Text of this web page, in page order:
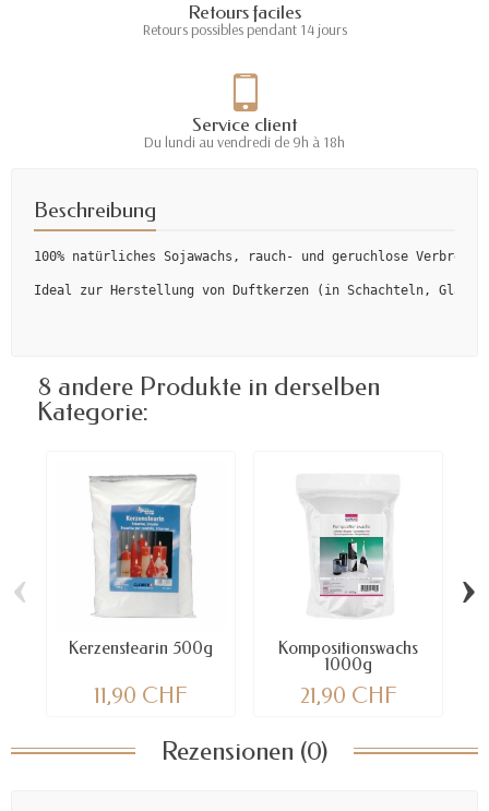
Retours faciles
Retours possibles pendant 14 jours
Service client
Du lundi au vendredi de 9h à 18h
Beschreibung
100% natürliches Sojawachs, rauch- und geruchlose
Ideal zur Herstellung von Duftkerzen (in Schachteln,
8 andere Produkte in derselben
Kategorie:
Kerzenstearin 500g
11,90 CHF
Kompositionswachs
1000g
21,90 CHF
‹ ›
Rezensionen (0)